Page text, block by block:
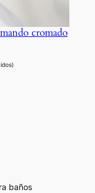
cromado
baños